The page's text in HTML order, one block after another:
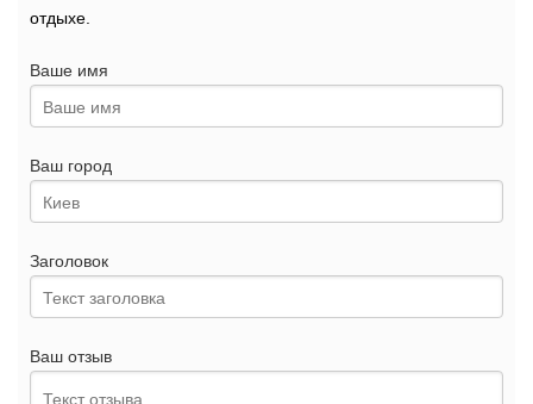
отдыхе.
Ваше имя
Ваш город
Заголовок
Ваш отзыв